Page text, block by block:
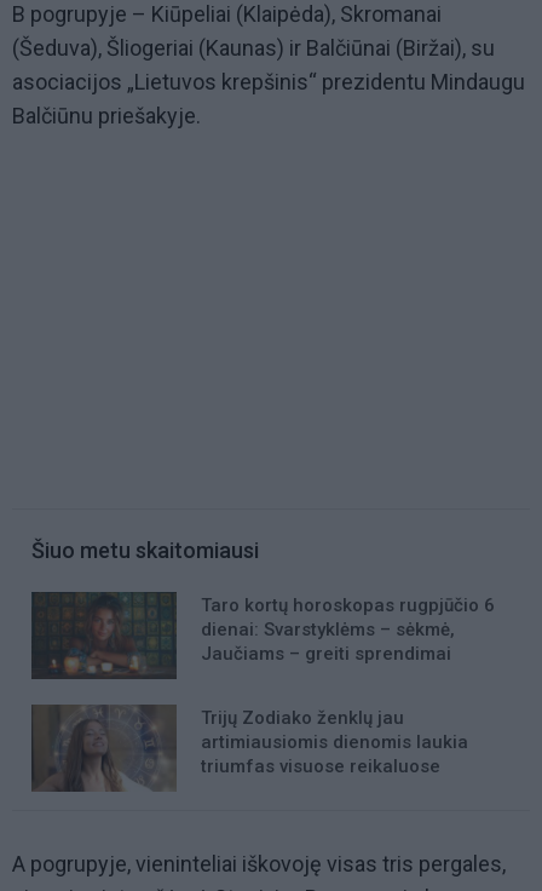
B pogrupyje – Kiūpeliai (Klaipėda), Skromanai
(Šeduva), Šliogeriai (Kaunas) ir Balčiūnai (Biržai), su
asociacijos „Lietuvos krepšinis“ prezidentu Mindaugu
Balčiūnu priešakyje.
Šiuo metu skaitomiausi
Taro kortų horoskopas rugpjūčio 6
dienai: Svarstyklėms – sėkmė,
Jaučiams – greiti sprendimai
Trijų Zodiako ženklų jau
artimiausiomis dienomis laukia
triumfas visuose reikaluose
A pogrupyje, vieninteliai iškovoję visas tris pergales,